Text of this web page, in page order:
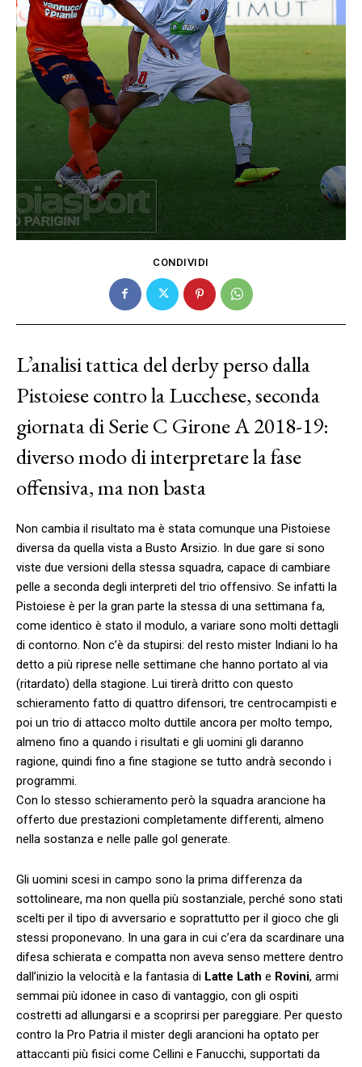
CONDIVIDI
L’analisi tattica del derby perso dalla
Pistoiese contro la Lucchese, seconda
giornata di Serie C Girone A 2018-19:
diverso modo di interpretare la fase
offensiva, ma non basta
Non cambia il risultato ma è stata comunque una Pistoiese
diversa da quella vista a Busto Arsizio. In due gare si sono
viste due versioni della stessa squadra, capace di cambiare
pelle a seconda degli interpreti del trio offensivo. Se infatti la
Pistoiese è per la gran parte la stessa di una settimana fa,
come identico è stato il modulo, a variare sono molti dettagli
di contorno. Non c’è da stupirsi: del resto mister Indiani lo ha
detto a più riprese nelle settimane che hanno portato al via
(ritardato) della stagione. Lui tirerà dritto con questo
schieramento fatto di quattro difensori, tre centrocampisti e
poi un trio di attacco molto duttile ancora per molto tempo,
almeno fino a quando i risultati e gli uomini gli daranno
ragione, quindi fino a fine stagione se tutto andrà secondo i
programmi.
Con lo stesso schieramento però la squadra arancione ha
offerto due prestazioni completamente differenti, almeno
nella sostanza e nelle palle gol generate.
Gli uomini scesi in campo sono la prima differenza da
sottolineare, ma non quella più sostanziale, perché sono stati
scelti per il tipo di avversario e soprattutto per il gioco che gli
stessi proponevano. In una gara in cui c’era da scardinare una
difesa schierata e compatta non aveva senso mettere dentro
dall’inizio la velocità e la fantasia di Latte Lath e Rovini, armi
semmai più idonee in caso di vantaggio, con gli ospiti
costretti ad allungarsi e a scoprirsi per pareggiare. Per questo
contro la Pro Patria il mister degli arancioni ha optato per
attaccanti più fisici come Cellini e Fanucchi, supportati da